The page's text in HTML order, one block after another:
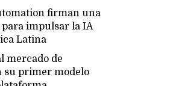
firman una
impulsar la IA
Latina
mercado de
su primer modelo